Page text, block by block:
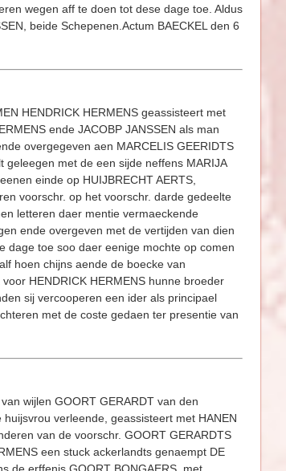
wegen aff te doen tot dese dage toe. Aldus
beide Schepenen.Actum BAECKEL den 6
HENDRICK HERMENS geassisteert met
ende JACOBP JANSSEN als man
overgegeven aen MARCELIS GEERIDTS
geleegen met de een sijde neffens MARIJA
einde op HUIJBRECHT AERTS,
voorschr. op het voorschr. darde gedeelte
letteren daer mentie vermaeckende
ende overgeven met de vertijden van dien
dage toe soo daer eenige mochte op comen
hoen chijns aende de boecke van
HENDRICK HERMENS hunne broeder
sij vercooperen een ider als principael
met de coste gedaen ter presentie van
wijlen GOORT GERARDT van den
verleende, geassisteert met HANEN
van de voorschr. GOORT GERARDTS
een stuck ackerlandts genaempt DE